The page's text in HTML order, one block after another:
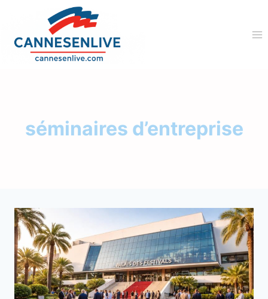
contenu
séminaires d’entreprise